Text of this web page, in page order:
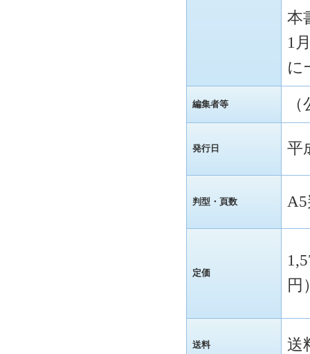
本
1
に
編集者等
発行日 平
判型・頁数 A5
定価
円
送料 送